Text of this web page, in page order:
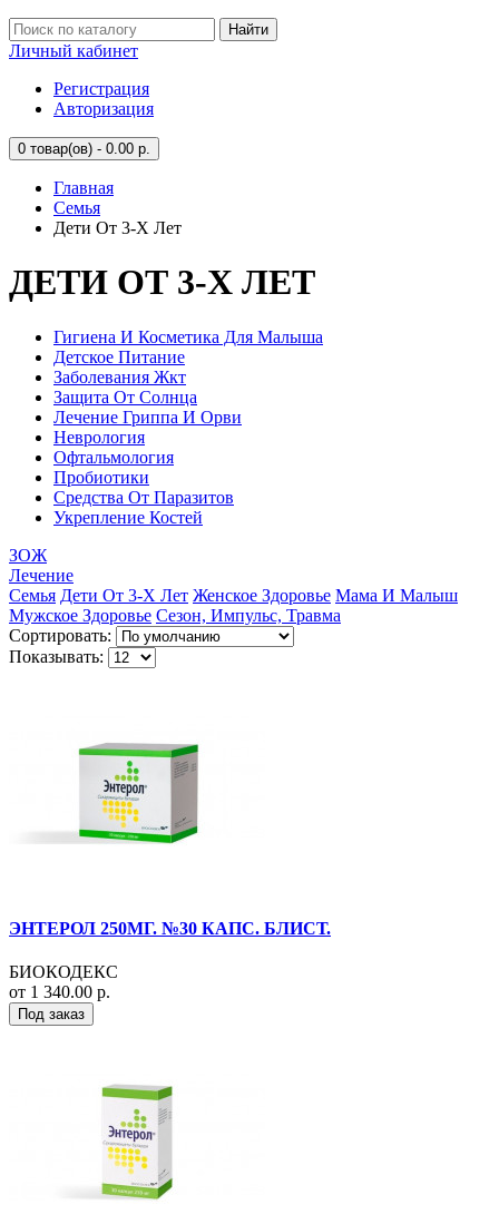
Найти
Личный кабинет
Регистрация
Авторизация
0 товар(ов) - 0.00 р.
Главная
Семья
Дети От 3-Х Лет
ДЕТИ ОТ 3-Х ЛЕТ
Гигиена И Косметика Для Малыша
Детское Питание
Заболевания Жкт
Защита От Солнца
Лечение Гриппа И Орви
Неврология
Офтальмология
Пробиотики
Средства От Паразитов
Укрепление Костей
ЗОЖ
Лечение
Семья Дети От 3-Х Лет Женское Здоровье Мама И Малыш
Мужское Здоровье Сезон, Импульс, Травма
Сортировать:
Показывать:
ЭНТЕРОЛ 250МГ. №30 КАПС. БЛИСТ.
БИОКОДЕКС
от 1 340.00 р.
Под заказ